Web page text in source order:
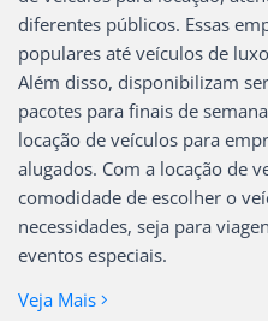
diferentes públicos. Essas
populares até veículos de
Além disso, disponibilizam
pacotes para finais de
locação de veículos para
alugados. Com a locação de
comodidade de escolher o
necessidades, seja para
eventos especiais.
Veja Mais